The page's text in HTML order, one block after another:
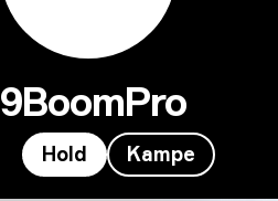
9BoomPro
Hold Kampe